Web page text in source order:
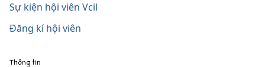
Sự kiện hội viên Vcil
Đăng kí hội viên
Thông tin